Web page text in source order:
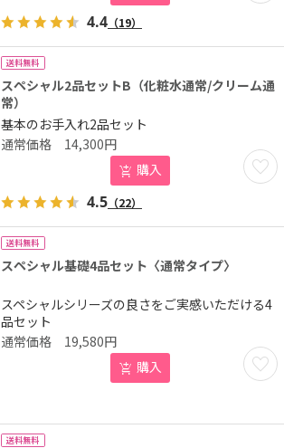
4.4 （19）
送料無料
スペシャル2品セットB（化粧水通常/クリーム通
常）
基本のお手入れ2品セット
お気
14,300円
購入
4.5 （22）
送料無料
スペシャル基礎4品セット〈通常タイプ〉
スペシャルシリーズの良さをご実感いただける4
品セット
お気
19,580円
購入
送料無料